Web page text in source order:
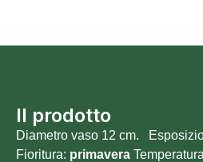
Il prodotto
Diametro vaso 12 cm.
Fioritura: primavera